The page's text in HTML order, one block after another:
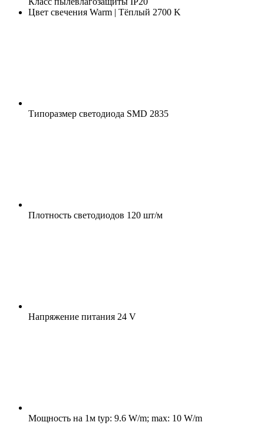
Цвет свечения Warm | Тёплый 2700 K
Типоразмер светодиода SMD 2835
Плотность светодиодов 120 шт/м
Напряжение питания 24 V
Мощность на 1м typ: 9.6 W/m; max: 10 W/m